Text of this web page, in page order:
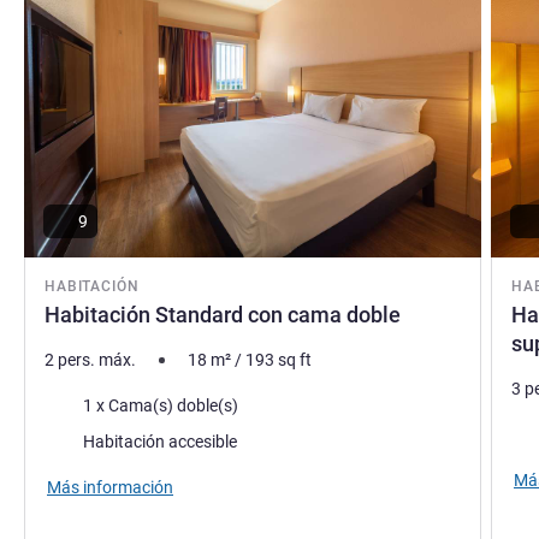
HABITACIÓN
Habitación Standard con cama doble
9
2 pers. máx. 18 m²/ 193 sq ft
Ropa de cama
1 x Cama(s) doble(s)
Habitación accesible
Más información
3